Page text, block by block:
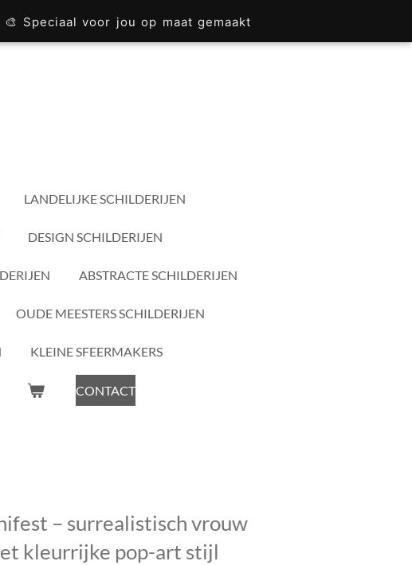
🎨 Speciaal voor jou op maat gemaakt
LANDELIJKE SCHILDERIJEN
DESIGN SCHILDERIJEN
ABSTRACTE SCHILDERIJEN
OUDE MEESTERS SCHILDERIJEN
KLEINE SFEERMAKERS
CONTACT
– surrealistisch vrouw
kleurrijke pop-art stijl